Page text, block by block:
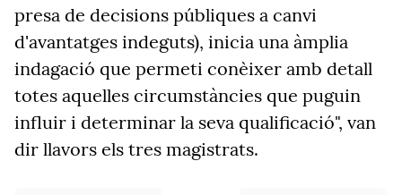
presa de decisions públiques a canvi
d'avantatges indeguts), inicia una àmplia
indagació que permeti conèixer amb detall
totes aquelles circumstàncies que puguin
influir i determinar la seva qualificació", van
dir llavors els tres magistrats.